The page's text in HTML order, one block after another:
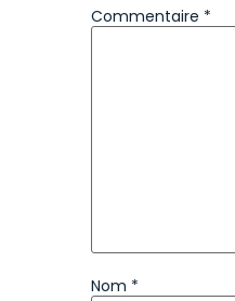
Commentaire *
Nom *